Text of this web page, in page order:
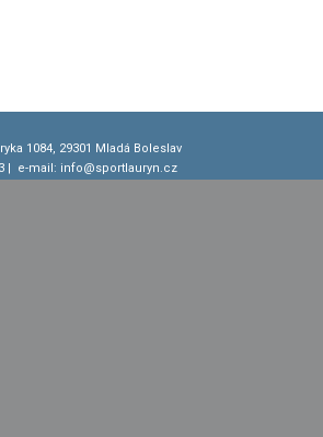
1084, 29301 Mladá Boleslav
| e-mail: info@sportlauryn.cz